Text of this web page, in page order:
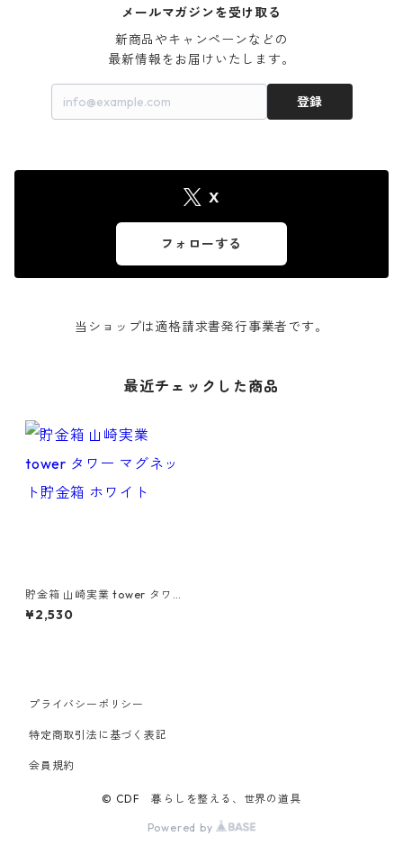
メールマガジンを受け取る
新商品やキャンペーンなどの
最新情報をお届けいたします。
登録
X
フォローする
当ショップは適格請求書発行事業者です。
最近チェックした商品
貯金箱 山崎実業 tower タワー
マグネット貯金箱 ホワイト
¥2,530
プライバシーポリシー
特定商取引法に基づく表記
会員規約
© CDF 暮らしを整える、世界の道具
Powered by